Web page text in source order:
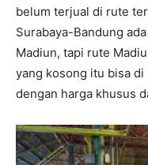
belum terjual di rute
Surabaya-Bandung
Madiun, tapi rute
yang kosong itu bisa
dengan harga khusus